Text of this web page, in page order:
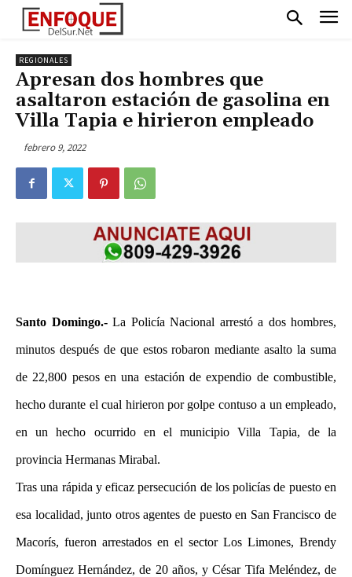
REGIONALES
Apresan dos hombres que
asaltaron estación de gasolina en
Villa Tapia e hirieron empleado
febrero 9, 2022
Santo Domingo.- La Policía Nacional arrestó a dos hombres,
minutos después de que estos robaron mediante asalto la suma
de 22,800 pesos en una estación de expendio de combustible,
hecho durante el cual hirieron por golpe contuso a un empleado,
en un hecho ocurrido en el municipio Villa Tapia, de la
provincia Hermanas Mirabal.
Tras una rápida y eficaz persecución de los policías de puesto en
esa localidad, junto otros agentes de puesto en San Francisco de
Macorís, fueron arrestados en el sector Los Limones, Brendy
Domínguez Hernández, de 20 años, y César Tifa Meléndez, de